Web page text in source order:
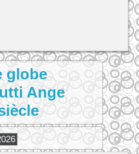
globe
Ange